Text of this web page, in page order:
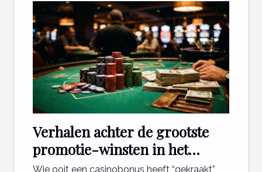
Verhalen achter de grootste
promotie-winsten in het
casino
Wie ooit een casinobonus heeft “gekraakt”,